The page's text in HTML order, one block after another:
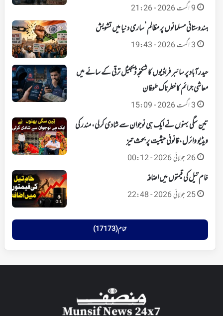
9 اگست 2026 - 21:26
ہندوستانی مسلمانوں پر مظالم ‘ساری دنیا میں تشویش
3 اگست 2026 - 19:43
حیدرآباد پر سائبر فراڈیوں کا شکنجہ‘ ڈیجیٹل ترقی کے سائے میں
معاشی جرائم کا خطرناک طوفان
3 اگست 2026 - 15:09
تین سگی بہنوں نے ایک ہی نوجوان سے شادی کرلی، مندر کی
ویڈیو وائرل، قانونی حیثیت پر بحث تیز
26 جولائی 2026 - 00:12
خام تیل کی قیمتوں میں اضافہ
25 جولائی 2026 - 22:48
تمام (17173)